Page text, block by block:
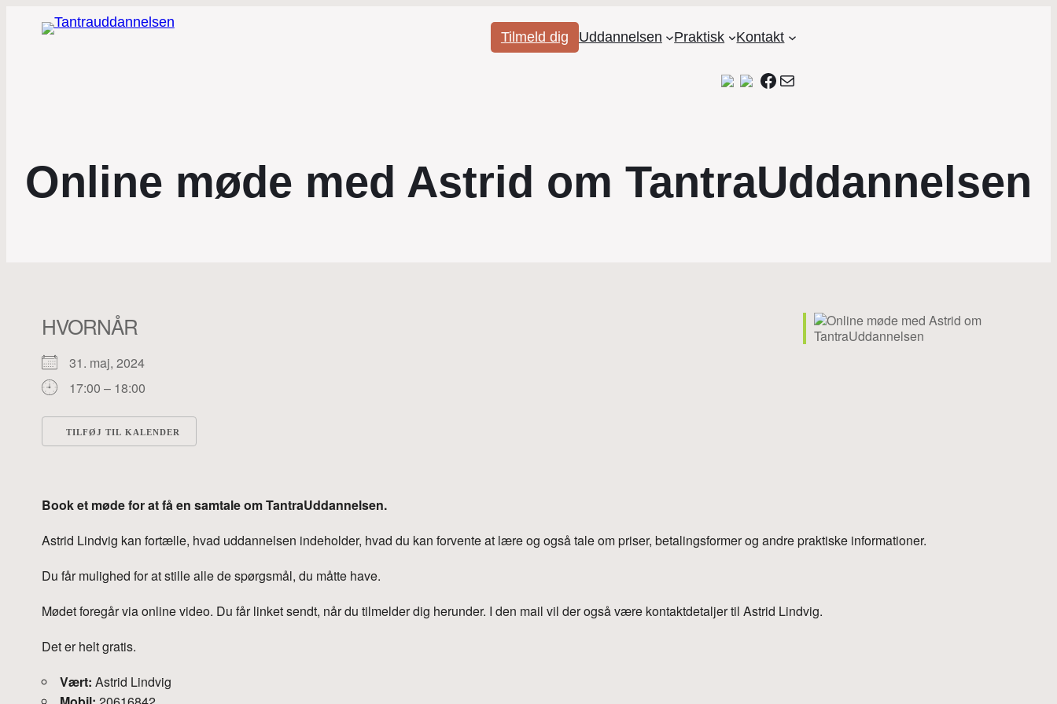
Tilmeld dig Uddannelsen Praktisk Kontakt
Facebook
Mail
Online møde med Astrid om TantraUddannelsen
HVORNÅR
31. maj, 2024
17:00 – 18:00
TILFØJ TIL KALENDER
Book et møde for at få en samtale om TantraUddannelsen.
Astrid Lindvig kan fortælle, hvad uddannelsen indeholder, hvad du kan forvente at lære og også tale om priser, betalingsformer og andre praktiske informationer.
Du får mulighed for at stille alle de spørgsmål, du måtte have.
Mødet foregår via online video. Du får linket sendt, når du tilmelder dig herunder. I den mail vil der også være kontaktdetaljer til Astrid Lindvig.
Det er helt gratis.
Vært: Astrid Lindvig